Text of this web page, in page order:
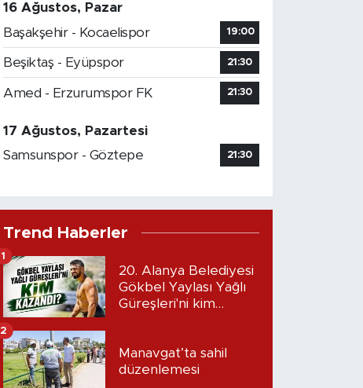
16 Ağustos, Pazar
Başakşehir - Kocaelispor
19:00
Beşiktaş - Eyüpspor 21:30
Amed - Erzurumspor FK 21:30
17 Ağustos, Pazartesi
Samsunspor - Göztepe
21:30
Trend Haberler
20. Alanya Belediyesi
Gökbel Yaylası Yağlı
Güreşleri'ni kim
1
Manavgat’ta sahil
düzenlemesi
2